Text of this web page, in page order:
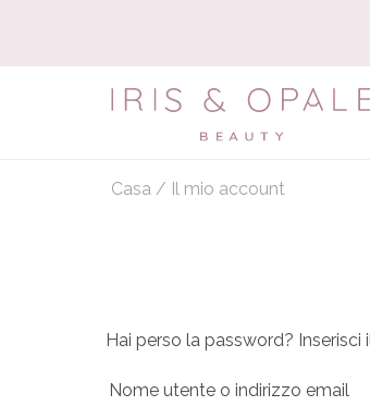
Casa / Il mio account
Hai perso la password?
Nome utente o indirizzo email